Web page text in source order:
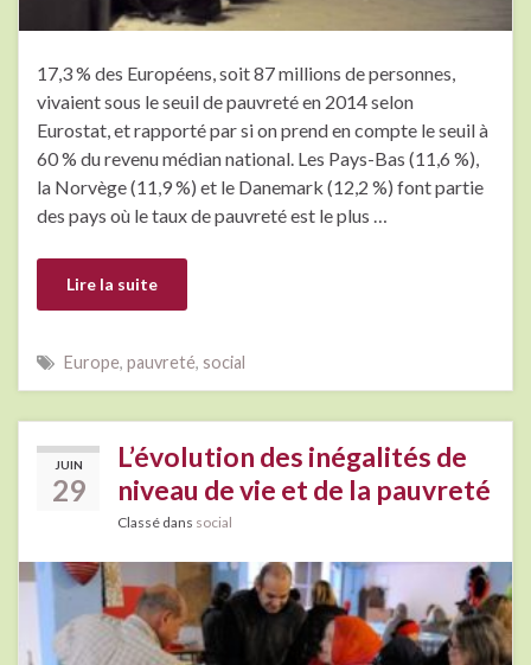
17,3 % des Européens, soit 87 millions de personnes,
vivaient sous le seuil de pauvreté en 2014 selon
Eurostat, et rapporté par si on prend en compte le seuil à
60 % du revenu médian national. Les Pays-Bas (11,6 %),
la Norvège (11,9 %) et le Danemark (12,2 %) font partie
des pays où le taux de pauvreté est le plus …
Lire la suite
Europe, pauvreté, social
JUIN
29
L’évolution des inégalités de
niveau de vie et de la pauvreté
Classé dans social